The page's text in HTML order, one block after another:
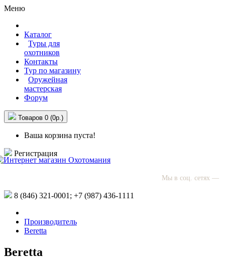
Меню
Каталог
Туры для
охотников
Контакты
Тур по магазину
Оружейная
мастерская
Форум
Товаров 0 (0р.)
Ваша корзина пуста!
Регистрация
Мы в соц. сетях —
8 (846) 321-0001; +7 (987) 436-1111
Производитель
Beretta
Beretta